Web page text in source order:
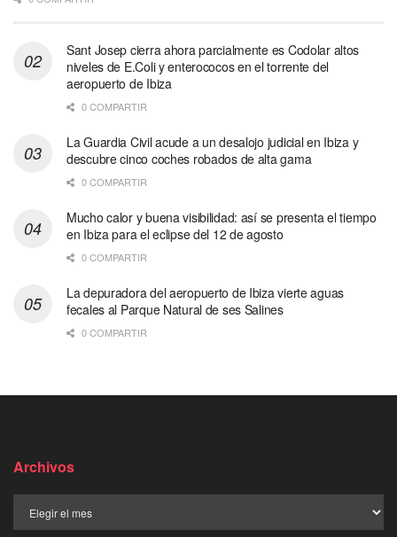
Sant Josep cierra ahora parcialmente es Codolar altos
niveles de E.Coli y enterococos en el torrente del
aeropuerto de Ibiza
0 COMPARTIR
La Guardia Civil acude a un desalojo judicial en Ibiza y
descubre cinco coches robados de alta gama
0 COMPARTIR
Mucho calor y buena visibilidad: así se presenta el tiempo
en Ibiza para el eclipse del 12 de agosto
0 COMPARTIR
La depuradora del aeropuerto de Ibiza vierte aguas
fecales al Parque Natural de ses Salines
0 COMPARTIR
Archivos